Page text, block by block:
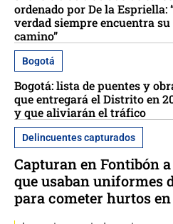
ordenado por De la Espriella:
verdad siempre encuentra su
camino”
Bogotá
Bogotá: lista de puentes y
que entregará el Distrito en
y que aliviarán el tráfico
Delincuentes capturados
Capturan en Fontibón
que usaban uniformes
para cometer hurtos